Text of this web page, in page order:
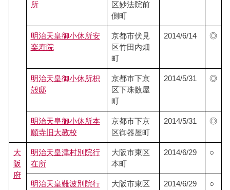
所
区妙法院前
側町
明治天皇御小休所安
楽寿院
京都市伏見
区竹田内畑
町
2014/6/14 ◎
明治天皇御小休所枳
殻邸
京都市下京
区下珠数屋
町
2014/5/31 ◎
明治天皇御小休所本
願寺旧大教校
京都市下京
区御器屋町
2014/5/31 ◎
大
阪
府
明治天皇津村別院行
在所
大阪市東区
本町
2014/6/29 ○
明治天皇難波別院行
大阪市東区
2014/6/29 ○